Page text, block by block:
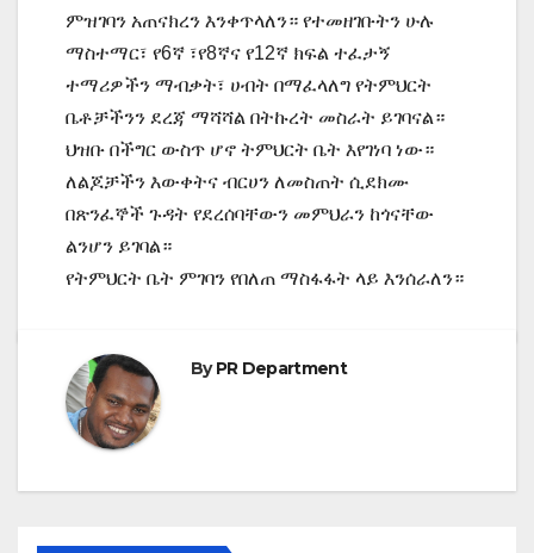
ምዝገባን አጠናክረን እንቀጥላለን። የተመዘገቡትን ሁሉ
ማስተማር፣ የ6ኛ ፣የ8ኛና የ12ኛ ክፍል ተፈታኝ
ተማሪዎችን ማብቃት፣ ሀብት በማፈላለግ የትምህርት
ቤቶቻችንን ደረጃ ማሻሻል በትኩረት መስራት ይገባናል።
ህዝቡ በችግር ውስጥ ሆኖ ትምህርት ቤት እየገነባ ነው።
ለልጆቻችን እውቀትና ብርሀን ለመስጠት ሲደክሙ
በጽንፈኞች ጉዳት የደረሰባቸውን መምህራን ከጎናቸው
ልንሆን ይገባል።
የትምህርት ቤት ምገባን የበለጠ ማስፋፋት ላይ እንሰራለን።
ByPR Department